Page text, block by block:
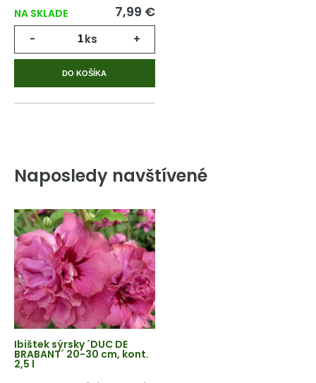
NA SKLADE 7,99 €
- ks +
DO KOŠÍKA
Naposledy navštívené
Ibištek sýrsky ´DUC DE
BRABANT´ 20-30 cm, kont.
2,5 l